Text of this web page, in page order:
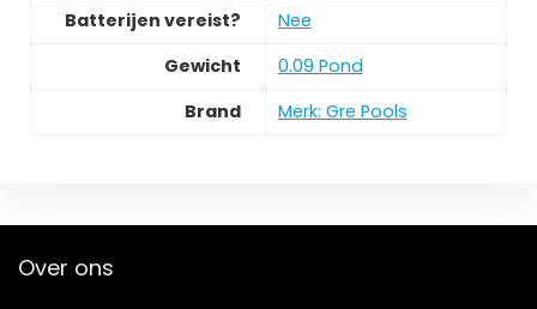
Batterijen vereist?
‎Nee
Gewicht
‎0.09 Pond
Brand
Merk: Gre Pools
Over ons